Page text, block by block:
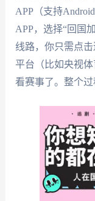
APP（支持
APP，选择“回国
线路，你只需点
平台（比如央视
看赛事了。整个过